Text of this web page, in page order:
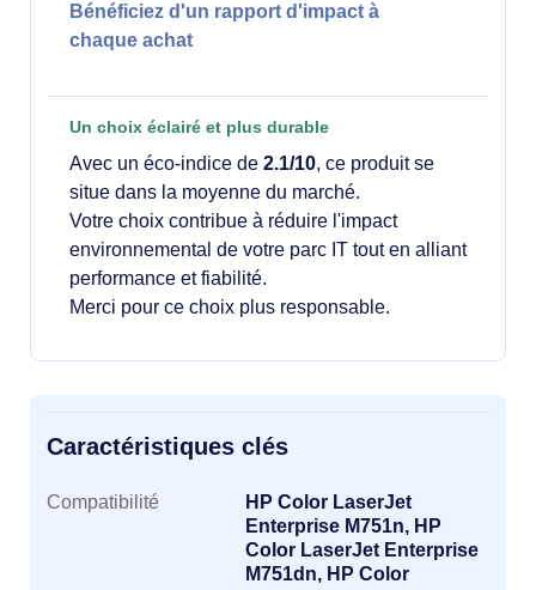
Bénéficiez d'un rapport d'impact à
chaque achat
Un choix éclairé et plus durable
Avec un éco-indice de 2.1/10, ce produit se
situe dans la moyenne du marché.
Votre choix contribue à réduire l'impact
environnemental de votre parc IT tout en alliant
performance et fiabilité.
Merci pour ce choix plus responsable.
Caractéristiques clés
Caractéristiques clés
Compatibilité
HP Color LaserJet
Enterprise M751n, HP
Color LaserJet Enterprise
M751dn, HP Color